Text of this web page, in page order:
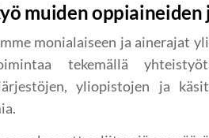
muiden oppiaineiden
monialaiseen ja ainerajat
tekemällä
yliopistojen ja